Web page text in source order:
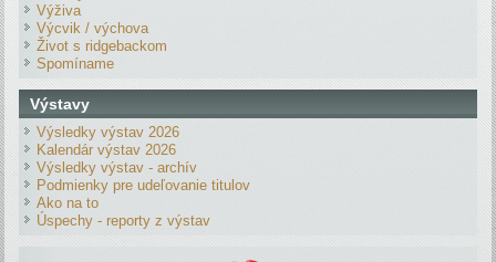
Výživa
Výcvik / výchova
Život s ridgebackom
Spomíname
Výstavy
Výsledky výstav 2026
Kalendár výstav 2026
Výsledky výstav - archív
Podmienky pre udeľovanie titulov
Ako na to
Úspechy - reporty z výstav